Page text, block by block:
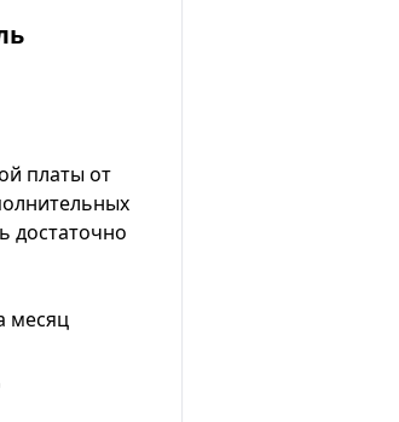
платы от
достаточно
месяц